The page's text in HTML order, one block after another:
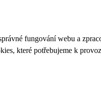
fungování webu a
které potřebujeme k